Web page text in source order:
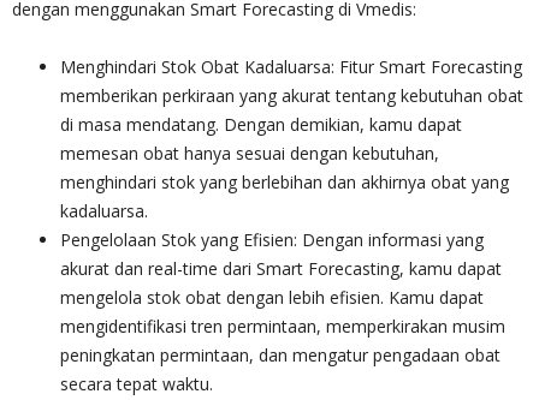
dengan menggunakan Smart Forecasting di Vmedis:
Menghindari Stok Obat Kadaluarsa: Fitur Smart Forecasting
memberikan perkiraan yang akurat tentang kebutuhan obat
di masa mendatang. Dengan demikian, kamu dapat
memesan obat hanya sesuai dengan kebutuhan,
menghindari stok yang berlebihan dan akhirnya obat yang
kadaluarsa.
Pengelolaan Stok yang Efisien: Dengan informasi yang
akurat dan real-time dari Smart Forecasting, kamu dapat
mengelola stok obat dengan lebih efisien. Kamu dapat
mengidentifikasi tren permintaan, memperkirakan musim
peningkatan permintaan, dan mengatur pengadaan obat
secara tepat waktu.